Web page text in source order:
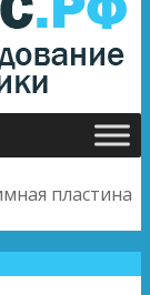
пластина